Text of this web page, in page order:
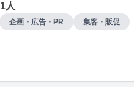
1人
企画・広告・PR
集客・販促